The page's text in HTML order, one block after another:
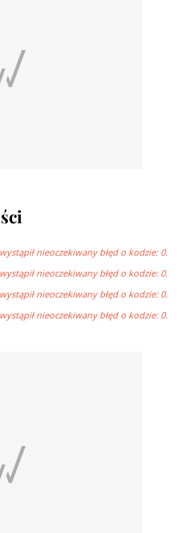
nieoczekiwany błęd o kodzie: 0.
nieoczekiwany błęd o kodzie: 0.
nieoczekiwany błęd o kodzie: 0.
nieoczekiwany błęd o kodzie: 0.